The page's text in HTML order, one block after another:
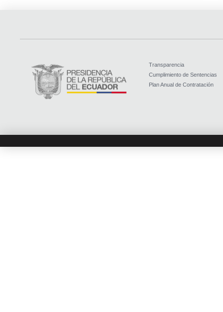
Transparencia
Cumplimiento de Sentencias
Plan Anual de Contratación